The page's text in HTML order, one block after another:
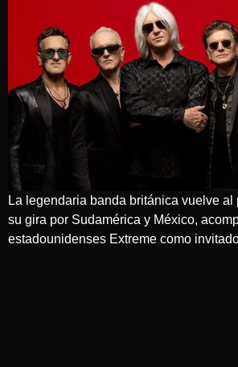
La legendaria banda británica vuelve al
su gira por Sudamérica y México,
estadounidenses Extreme como